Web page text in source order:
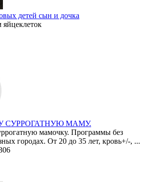
детей сын и дочка
СУРРОГАТНУЮ МАМУ.
мамочку. Программы без
городах. От 20 до 35 лет, кровь+/-, ...